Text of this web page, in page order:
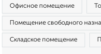
Офисное помещение
Помещение свободного
Складское помещение